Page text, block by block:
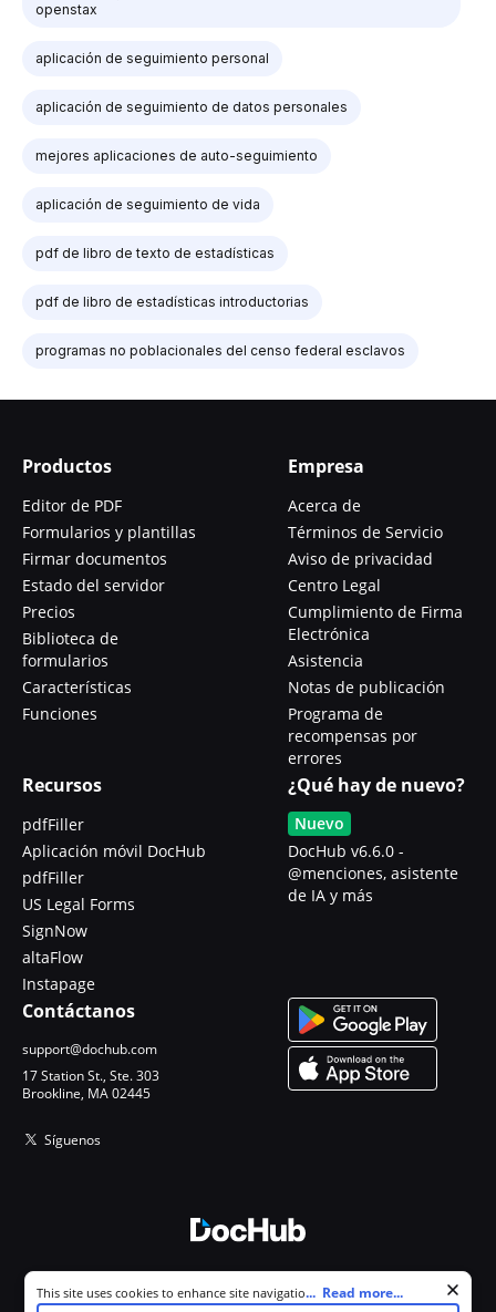
openstax
aplicación de seguimiento personal
aplicación de seguimiento de datos personales
mejores aplicaciones de auto-seguimiento
aplicación de seguimiento de vida
pdf de libro de texto de estadísticas
pdf de libro de estadísticas introductorias
programas no poblacionales del censo federal esclavos
Productos
Editor de PDF
Formularios y plantillas
Firmar documentos
Estado del servidor
Precios
Biblioteca de
formularios
Características
Funciones
Empresa
Acerca de
Términos de Servicio
Aviso de privacidad
Centro Legal
Cumplimiento de Firma
Electrónica
Asistencia
Notas de publicación
Programa de
recompensas por
errores
Recursos
pdfFiller
Aplicación móvil DocHub
pdfFiller
US Legal Forms
SignNow
altaFlow
Instapage
¿Qué hay de nuevo?
Nuevo
DocHub v6.6.0 -
@menciones, asistente
de IA y más
Contáctanos
support@dochub.com
17 Station St., Ste. 303
Brookline, MA 02445
Síguenos
Todos los derechos reservados.
Cookie consent notice
This site uses cookies to enhance site navigation and personalize
... Read more...